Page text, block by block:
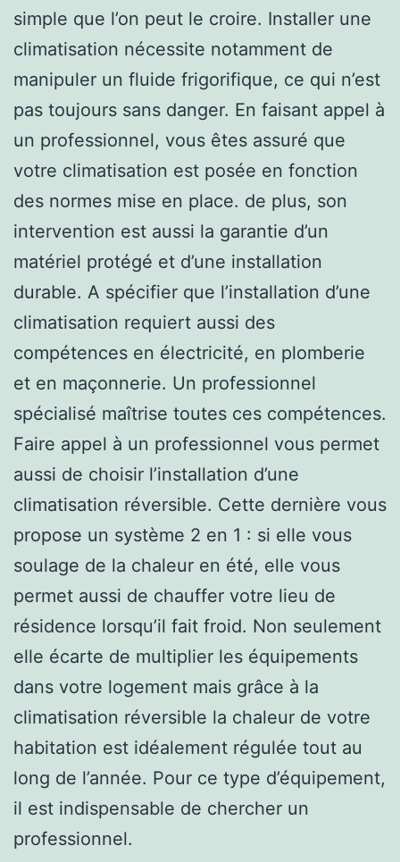
simple que l’on peut le croire. Installer une
climatisation nécessite notamment de
manipuler un fluide frigorifique, ce qui n’est
pas toujours sans danger. En faisant appel à
un professionnel, vous êtes assuré que
votre climatisation est posée en fonction
des normes mise en place. de plus, son
intervention est aussi la garantie d’un
matériel protégé et d’une installation
durable. A spécifier que l’installation d’une
climatisation requiert aussi des
compétences en électricité, en plomberie
et en maçonnerie. Un professionnel
spécialisé maîtrise toutes ces compétences.
Faire appel à un professionnel vous permet
aussi de choisir l’installation d’une
climatisation réversible. Cette dernière vous
propose un système 2 en 1 : si elle vous
soulage de la chaleur en été, elle vous
permet aussi de chauffer votre lieu de
résidence lorsqu’il fait froid. Non seulement
elle écarte de multiplier les équipements
dans votre logement mais grâce à la
climatisation réversible la chaleur de votre
habitation est idéalement régulée tout au
long de l’année. Pour ce type d’équipement,
il est indispensable de chercher un
professionnel.